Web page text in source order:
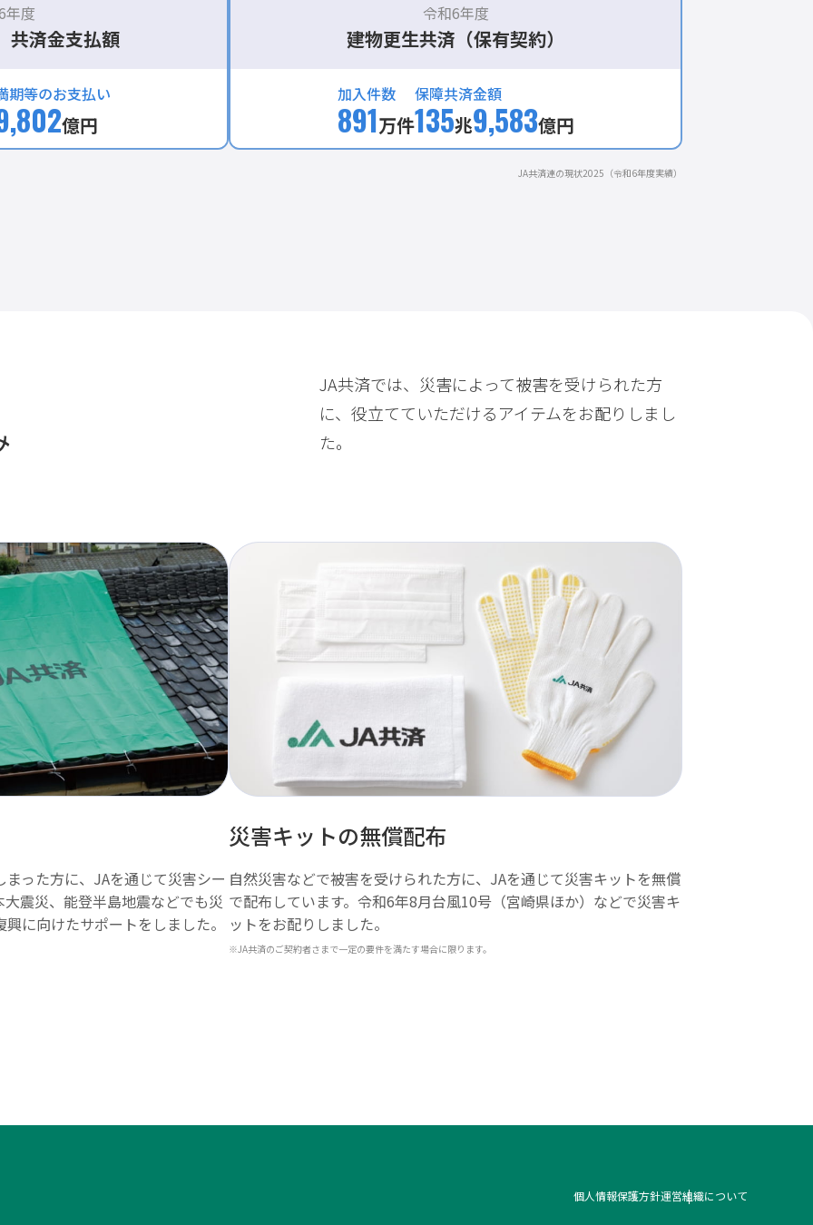
福島県沖地震
令和4年3月
令和4年福島県沖
を震源とする地震
188,018
年度
済金支払額
期等のお支払い
億円
令和6年度
建物更生共済（保有契約）
加入件数
891万件
保障共済金額
135兆9,583億円
JA共済連の現状2025（令和6年度実績）
JA共済では、災害によって被害を受けられた方
に、役立てていただけるアイテムをお配りしまし
た。
った方に、JAを通じて災害シー
震災、能登半島地震などでも災
に向けたサポートをしました。
災害キットの無償配布
自然災害などで被害を受けられた方に、JAを通じて災害キットを無償
で配布しています。令和6年8月台風10号（宮崎県ほか）などで災害キ
ットをお配りしました。
※JA共済のご契約者さまで一定の要件を満たす場合に限ります。
個人情報保護方針運営組織について